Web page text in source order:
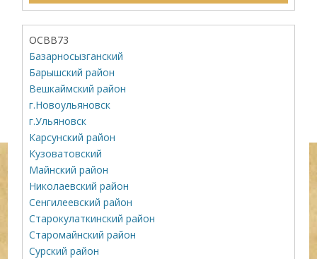
ОСВВ73
Базарносызганский
Барышский район
Вешкаймский район
г.Новоульяновск
г.Ульяновск
Карсунский район
Кузоватовский
Майнский район
Николаевский район
Сенгилеевский район
Старокулаткинский район
Старомайнский район
Сурский район